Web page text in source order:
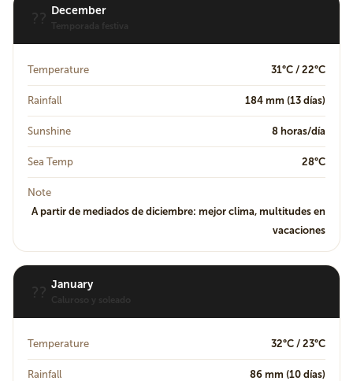
?? December
Temporada festiva
Temperature 31°C / 22°C
Rainfall 184 mm (13 días)
Sunshine 8 horas/día
Sea Temp 28°C
Note
A partir de mediados de diciembre: mejor clima, multitudes en
vacaciones
?? January
Caluroso y soleado
Temperature 32°C / 23°C
Rainfall 86 mm (10 días)